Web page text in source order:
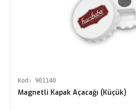
Kod: 901140
Magnetli Kapak Açacağı (Küçük)